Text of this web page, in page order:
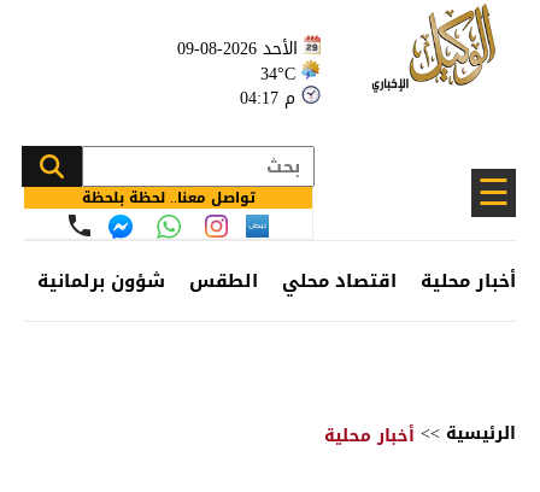
الأحد 2026-08-09
34°C
04:17 م
☰ تواصل معنا.. لحظة بلحظة
أخبار محلية اقتصاد محلي الطقس شؤون برلمانية
الرئيسية >> أخبار محلية